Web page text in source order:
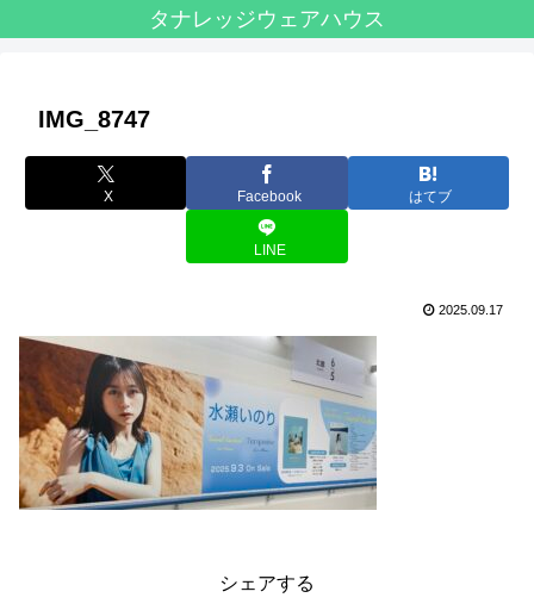
タナレッジウェアハウス
IMG_8747
X Facebook はてブ
LINE
2025.09.17
シェアする